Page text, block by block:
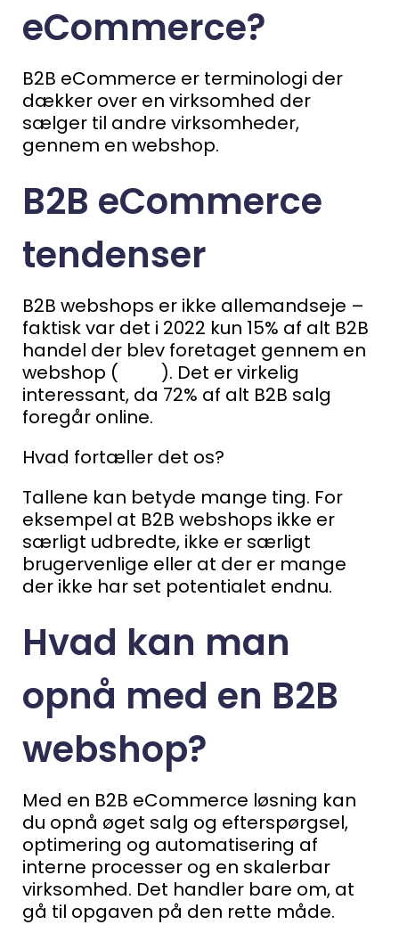
eCommerce?
B2B eCommerce er terminologi der
dækker over en virksomhed der
sælger til andre virksomheder,
gennem en webshop.
B2B eCommerce
tendenser
B2B webshops er ikke allemandseje –
faktisk var det i 2022 kun 15% af alt B2B
handel der blev foretaget gennem en
webshop (
). Det er virkelig
interessant, da 72% af alt B2B salg
foregår online.
Hvad fortæller det os?
Tallene kan betyde mange ting. For
eksempel at B2B webshops ikke er
særligt udbredte, ikke er særligt
brugervenlige eller at der er mange
der ikke har set potentialet endnu.
Hvad kan man
opnå med en B2B
webshop?
Med en B2B eCommerce løsning kan
du opnå øget salg og efterspørgsel,
optimering og automatisering af
interne processer og en skalerbar
virksomhed. Det handler bare om, at
gå til opgaven på den rette måde.